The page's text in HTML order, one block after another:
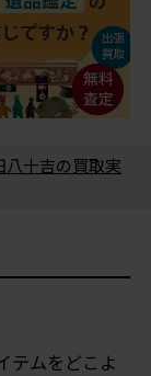
八十吉の買取実
テムをどこよ